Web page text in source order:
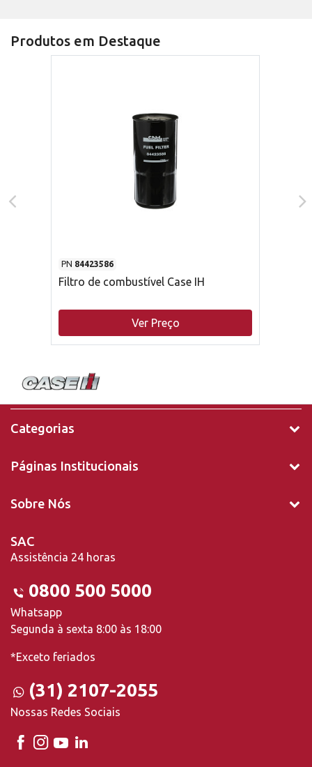
Produtos em Destaque
PN 84423586
Filtro de combustível Case IH
Ver Preço
Categorias
Páginas Institucionais
Sobre Nós
SAC
Assistência 24 horas
0800 500 5000
Whatsapp
Segunda à sexta 8:00 às 18:00
*Exceto feriados
(31) 2107-2055
Nossas Redes Sociais